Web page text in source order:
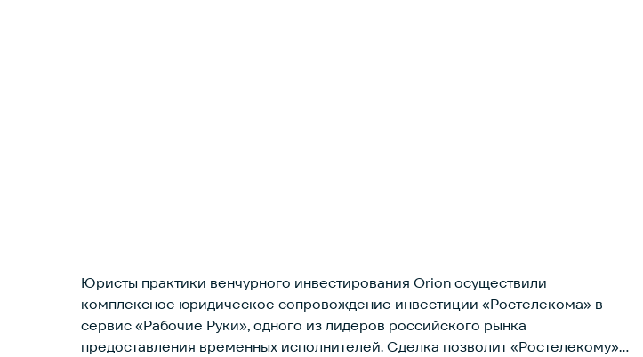
Юристы практики венчурного инвестирования Orion осуществили
комплексное юридическое сопровождение инвестиции «Ростелекома» в
сервис «Рабочие Руки», одного из лидеров российского рынка
предоставления временных исполнителей. Сделка позволит «Ростелекому»